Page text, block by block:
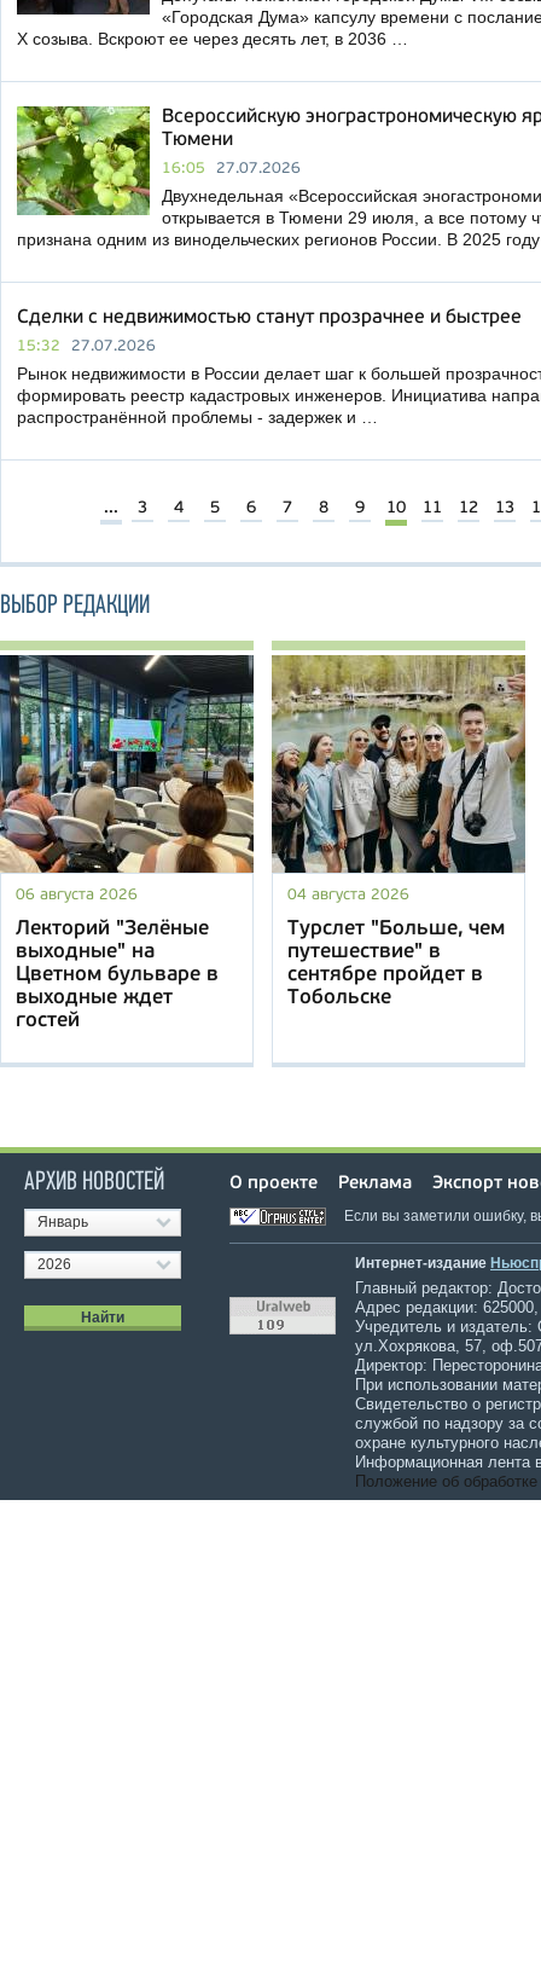
«Городская Дума» капсулу времени с
X созыва. Вскроют ее через десять лет, в 2036 …
Всероссийскую энограстрономическую
Тюмени
16:05 27.07.2026
Двухнедельная «Всероссийская
открывается в Тюмени 29 июля, а все потому
признана одним из винодельческих регионов России. В 2025
Сделки с недвижимостью станут прозрачнее и быстрее
15:32 27.07.2026
Рынок недвижимости в России делает шаг к большей
формировать реестр кадастровых инженеров. Инициатива
распространённой проблемы - задержек и …
... 3 4 5 6 7 8 9 10 11 12 13
ВЫБОР РЕДАКЦИИ
06 августа 2026
Лекторий "Зелёные
выходные" на
Цветном бульваре в
выходные ждет
гостей
04 августа 2026
Турслет "Больше, чем
путешествие" в
сентябре пройдет в
Тобольске
АРХИВ НОВОСТЕЙ
Январь
2026
О проекте Реклама Экспорт
Если вы заметили ошибку,
Интернет-издание
Главный редактор:
Адрес редакции:
Учредитель и
ул.Хохрякова, 57,
Директор:
При использовании
Свидетельство о
службой по надзору за
охране культурного
Информационная лента
Положение об